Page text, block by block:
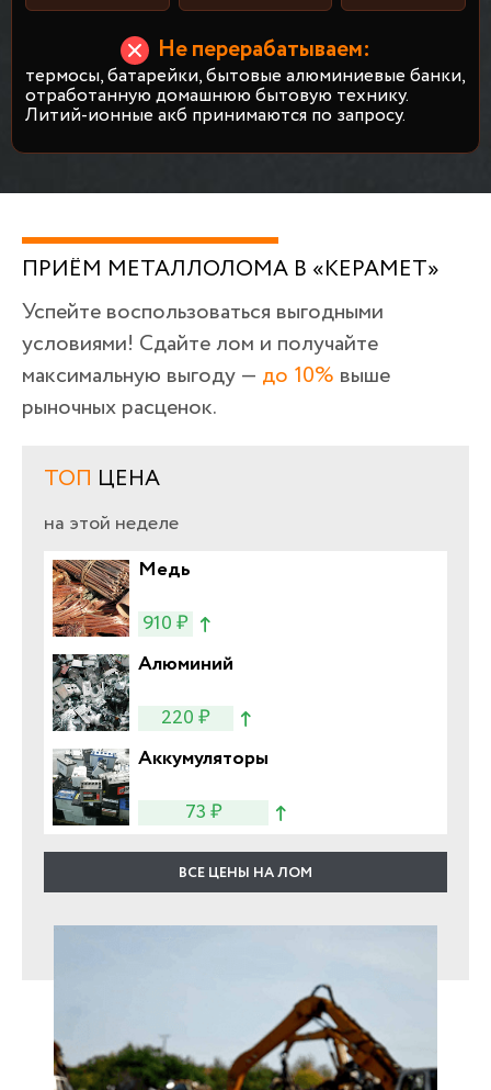
Не перерабатываем:
термосы, батарейки, бытовые алюминиевые банки,
отработанную домашнюю бытовую технику.
Литий-ионные акб принимаются по запросу.
ПРИЁМ МЕТАЛЛОЛОМА В «КЕРАМЕТ»
Успейте воспользоваться выгодными
условиями! Сдайте лом и получайте
максимальную выгоду — до 10% выше
рыночных расценок.
ТОП ЦЕНА
на этой неделе
Медь
910 ₽
Алюминий
220 ₽
Аккумуляторы
73 ₽
ВСЕ ЦЕНЫ НА ЛОМ